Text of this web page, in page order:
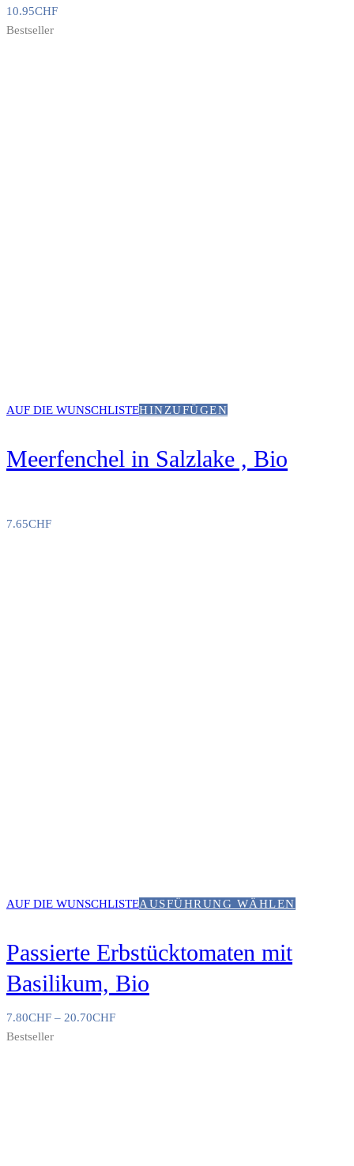
10.95CHF
Bestseller
AUF DIE WUNSCHLISTEHINZUFÜGEN
Meerfenchel in Salzlake , Bio
7.65CHF
AUF DIE WUNSCHLISTEAUSFÜHRUNG WÄHLEN
Passierte Erbstücktomaten mit
Basilikum, Bio
7.80CHF – 20.70CHF
Bestseller